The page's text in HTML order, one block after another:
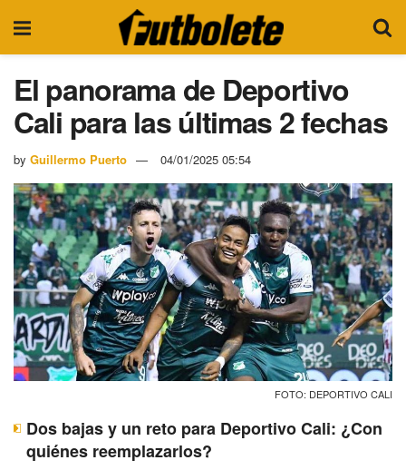
El panorama de Deportivo
Cali para las últimas 2 fechas
by Guillermo Puerto 04/01/2025 05:54
FOTO: DEPORTIVO CALI
Dos bajas y un reto para Deportivo Cali: ¿Con
quiénes reemplazarlos?